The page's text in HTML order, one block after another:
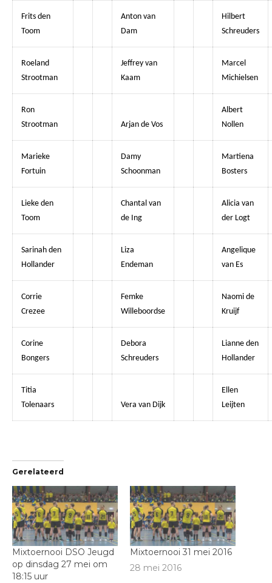
Frits den
Toom
Anton van
Dam
Hilbert
Schreuders
Roeland
Strootman
Jeffrey van
Kaam
Marcel
Michielsen
Ron
Strootman
Arjan de Vos
Albert
Nollen
Marieke
Fortuin
Damy
Schoonman
Martiena
Bosters
Lieke den
Toom
Chantal van
de Ing
Alicia van
der Logt
Sarinah den
Hollander
Liza
Endeman
Angelique
van Es
Corrie
Crezee
Femke
Willeboordse
Naomi de
Kruijf
Corine
Bongers
Debora
Schreuders
Lianne den
Hollander
Titia
Tolenaars
Vera van Dijk
Ellen
Leijten
Gerelateerd
Mixtoernooi DSO Jeugd
op dinsdag 27 mei om
18:15 uur
Mixtoernooi 31 mei 2016
28 mei 2016